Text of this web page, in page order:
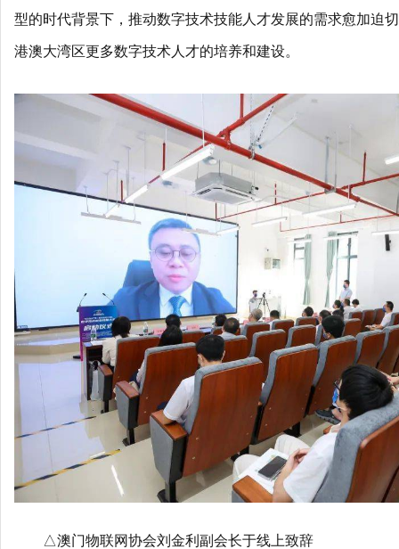
型的时代背景下，推动数字技术技能人才发展的需求愈加迫
港澳大湾区更多数字技术人才的培养和建设。
△澳门物联网协会刘金利副会长于线上致辞